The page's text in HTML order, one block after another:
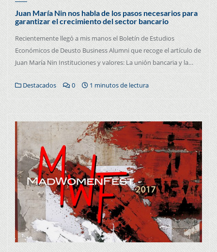
Juan María Nin nos habla de los pasos necesarios para
garantizar el crecimiento del sector bancario
Recientemente llegó a mis manos el Boletín de Estudios
Económicos de Deusto Business Alumni que recoge el artículo de
Juan María Nin Instituciones y valores: La unión bancaria y la…
Destacados 0 1 minutos de lectura